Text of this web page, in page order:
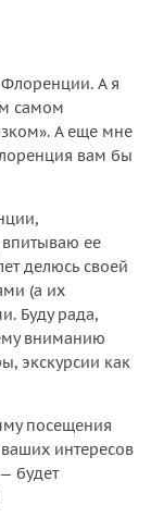
А я
самом
А еще мне
вам бы
впитываю ее
делюсь своей
(а их
Буду рада,
вниманию
экскурсии как
посещения
интересов
будет